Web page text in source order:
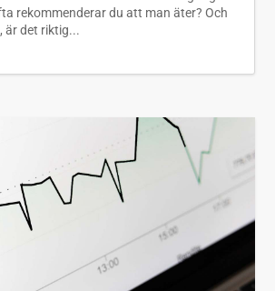
rekommenderar du att man äter? Och
är det riktig...